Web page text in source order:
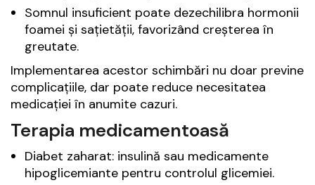
Somnul insuficient poate dezechilibra hormonii
foamei și sațietății, favorizând creșterea în
greutate.
Implementarea acestor schimbări nu doar previne
complicațiile, dar poate reduce necesitatea
medicației în anumite cazuri.
Terapia medicamentoasă
Diabet zaharat: insulină sau medicamente
hipoglicemiante pentru controlul glicemiei.